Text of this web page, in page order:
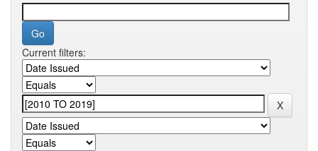
Current filters: